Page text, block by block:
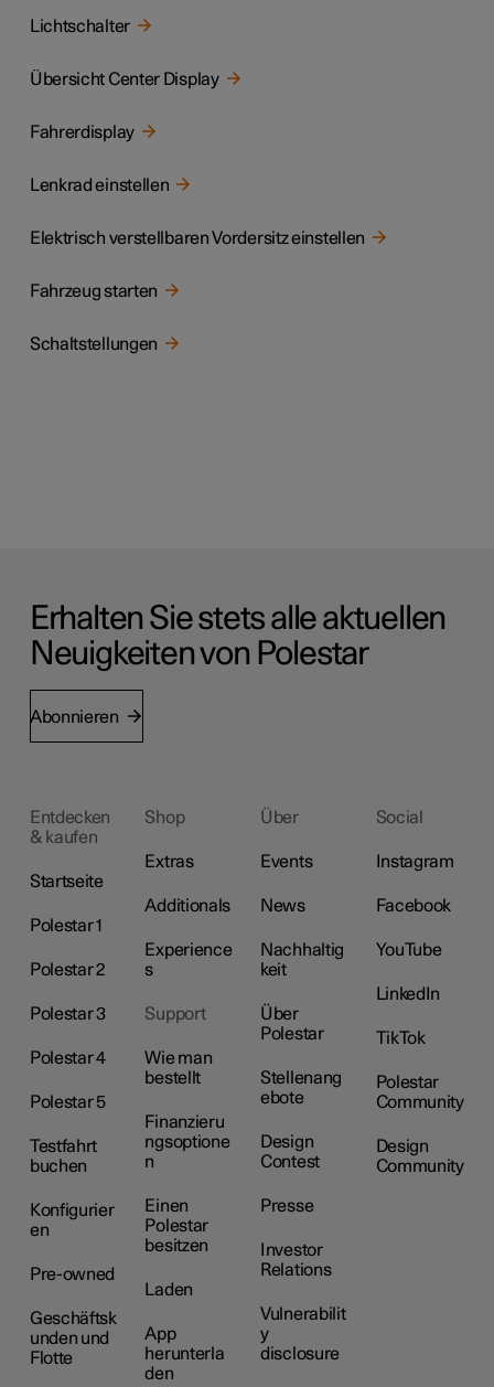
Lichtschalter
Übersicht Center Display
Fahrerdisplay
Lenkrad einstellen
Elektrisch verstellbaren Vordersitz einstellen
Fahrzeug starten
Schaltstellungen
Erhalten Sie stets alle aktuellen
Neuigkeiten von Polestar
Abonnieren
Entdecken
& kaufen
Startseite
Polestar 1
Polestar 2
Polestar 3
Polestar 4
Polestar 5
Testfahrt
buchen
Konfigurier
en
Pre-owned
Geschäftsk
unden und
Flotte
Shop
Extras
Additionals
Experience
s
Support
Wie man
bestellt
Finanzieru
ngsoptione
n
Einen
Polestar
besitzen
Laden
App
herunterla
den
Über
Events
News
Nachhaltig
keit
Über
Polestar
Stellenang
ebote
Design
Contest
Presse
Investor
Relations
Vulnerabilit
y
disclosure
Social
Instagram
Facebook
YouTube
LinkedIn
TikTok
Polestar
Community
Design
Community